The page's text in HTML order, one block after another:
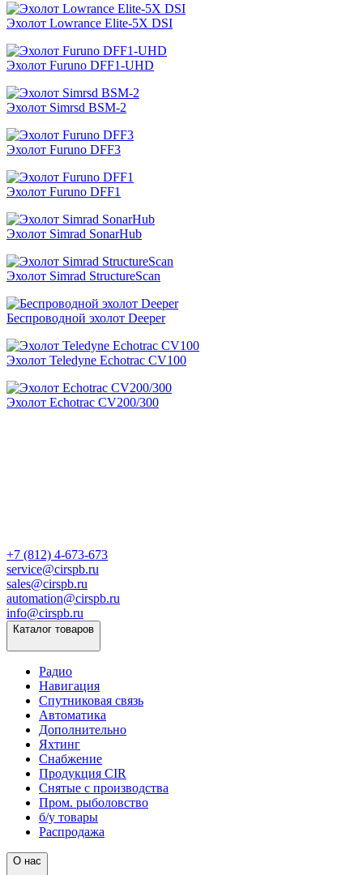
Эхолот Lowrance Elite-5X DSI
Эхолот Furuno DFF1-UHD
Эхолот Simrsd BSM-2
Эхолот Furuno DFF3
Эхолот Furuno DFF1
Эхолот Simrad SonarHub
Эхолот Simrad StructureScan
Беспроводной эхолот Deeper
Эхолот Teledyne Echotrac CV100
Эхолот Echotrac CV200/300
+7 (812) 4-673-673
service@cirspb.ru
sales@cirspb.ru
automation@cirspb.ru
info@cirspb.ru
Каталог товаров
Радио
Навигация
Спутниковая связь
Автоматика
Дополнительно
Яхтинг
Снабжение
Продукция CIR
Снятые с производства
Пром. рыболовство
б/у товары
Распродажа
О нас